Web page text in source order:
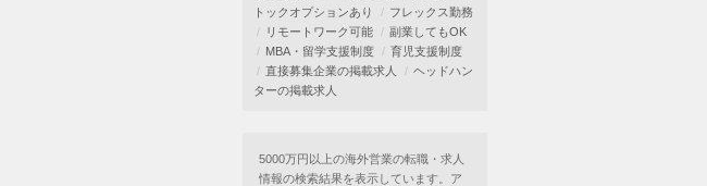
トックオプションあり
フレックス勤務
リモートワーク可能
副業してもOK
MBA・留学支援制度
育児支援制度
直接募集企業の掲載求人
ヘッドハン
ターの掲載求人
5000万円以上の海外営業の転職・求人
情報の検索結果を表示しています。ア